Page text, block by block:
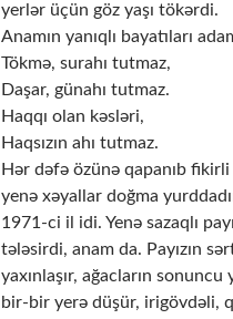
yerlər üçün göz yaşı tökərdi.
Anamın yanıqlı bayatıları
Tökmə, surahı tutmaz,
Daşar, günahı tutmaz.
Haqqı olan kəsləri,
Haqsızın ahı tutmaz.
Hər dəfə özünə qapanıb
yenə xəyallar doğma
1971-ci il idi. Yenə sazaqlı
tələsirdi, anam da. Payızın
yaxınlaşır, ağacların
bir-bir yerə düşür, irigövdəli,